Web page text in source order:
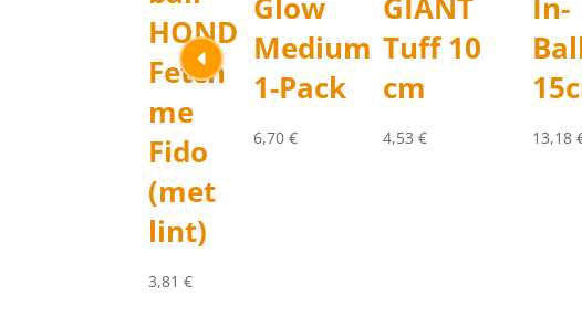
HOND
Fetch
me
Fido
(met
lint)
3,81€
Glow
Medium
1-Pack
6,70€
GIANT
Tuff 10
cm
4,53€
In-
13,18